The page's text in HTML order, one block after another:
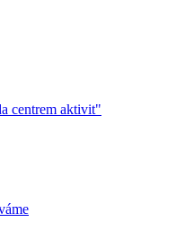
centrem aktivit"